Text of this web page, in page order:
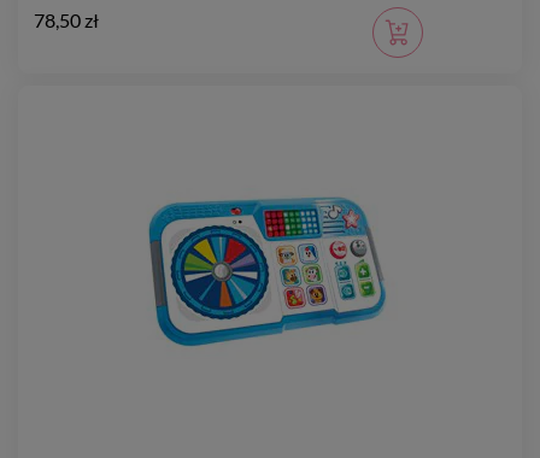
78,50 zł